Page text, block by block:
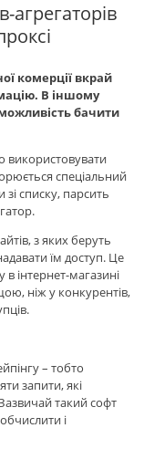
комерції вкрай
В іншому
бачити
використовувати
спеціальний
списку, парсить
з яких беруть
їм доступ. Це
інтернет-магазині
ніж у конкурентів,
– тобто
запити, які
такий софт
і